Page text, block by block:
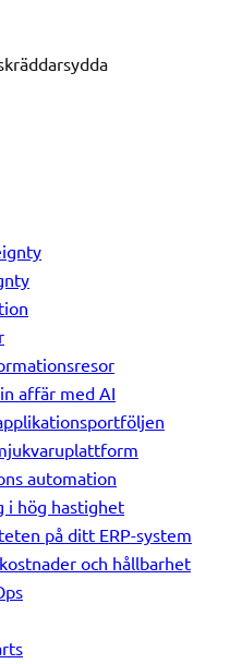
affär med AI
automation
i hög hastighet
på ditt ERP-system
och hållbarhet